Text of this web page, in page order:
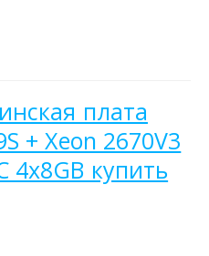
плата
+ Xeon 2670V3
4x8GB купить